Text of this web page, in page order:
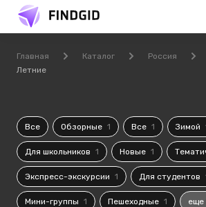
Главная Каталог Россия
Летние
Все Обзорные 1 Все 1 Зимой
Для школьников 1 Новые 1
Экспресс-экскурсии 1 Для студентов
Мини-группы 1 Пешеходные 1 еще